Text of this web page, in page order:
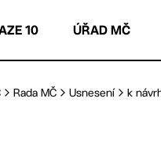
10 ÚŘAD MČ
Rada MČ Usnesení k